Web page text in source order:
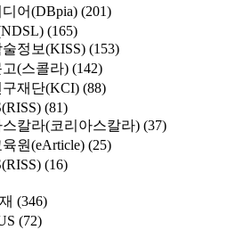
어(DBpia) (201)
(165)
정보(KISS) (153)
고(스콜라) (142)
구재단(KCI) (88)
(81)
스칼라(코리아스칼라) (37)
원(eArticle) (25)
(16)
(346)
(72)